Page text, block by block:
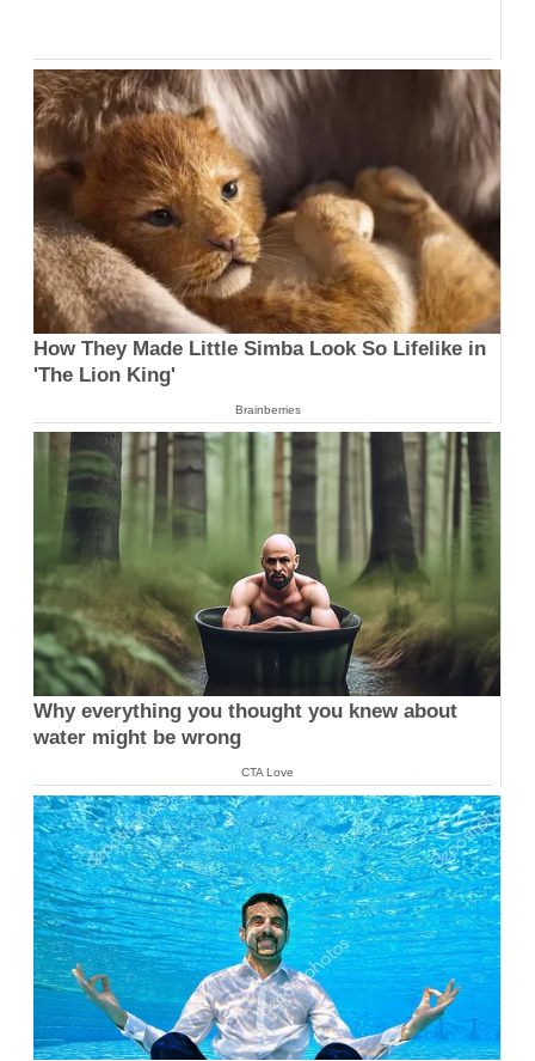
How They Made Little Simba Look So Lifelike in
'The Lion King'
Brainberries
Why everything you thought you knew about
water might be wrong
CTA Love